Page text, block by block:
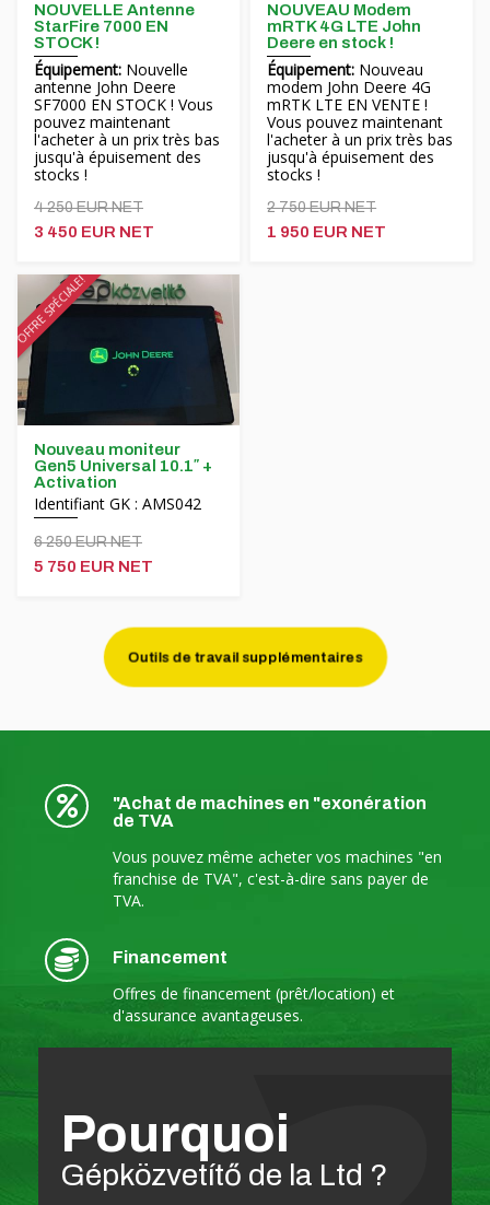
NOUVELLE Antenne
StarFire 7000 EN
STOCK !
Équipement: Nouvelle
antenne John Deere
SF7000 EN STOCK ! Vous
pouvez maintenant
l'acheter à un prix très bas
jusqu'à épuisement des
stocks !
4 250 EUR NET
3 450 EUR NET
NOUVEAU Modem
mRTK 4G LTE John
Deere en stock !
Équipement: Nouveau
modem John Deere 4G
mRTK LTE EN VENTE !
Vous pouvez maintenant
l'acheter à un prix très bas
jusqu'à épuisement des
stocks !
2 750 EUR NET
1 950 EUR NET
OFFRE SPÉCIALE!
Nouveau moniteur
Gen5 Universal 10.1″ +
Activation
Identifiant GK : AMS042
6 250 EUR NET
5 750 EUR NET
Outils de travail supplémentaires
"Achat de machines en "exonération
de TVA
Vous pouvez même acheter vos machines "en
franchise de TVA", c'est-à-dire sans payer de
TVA.
Financement
Offres de financement (prêt/location) et
d'assurance avantageuses.
Pourquoi
Gépközvetítő de la Ltd ?